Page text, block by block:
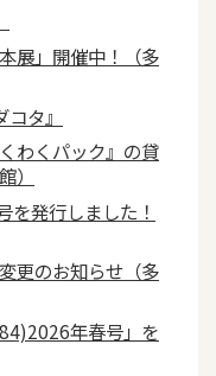
展」開催中！（多
タ』
わくパック』の貸
）
を発行しました！
更のお知らせ（多
年春号」を